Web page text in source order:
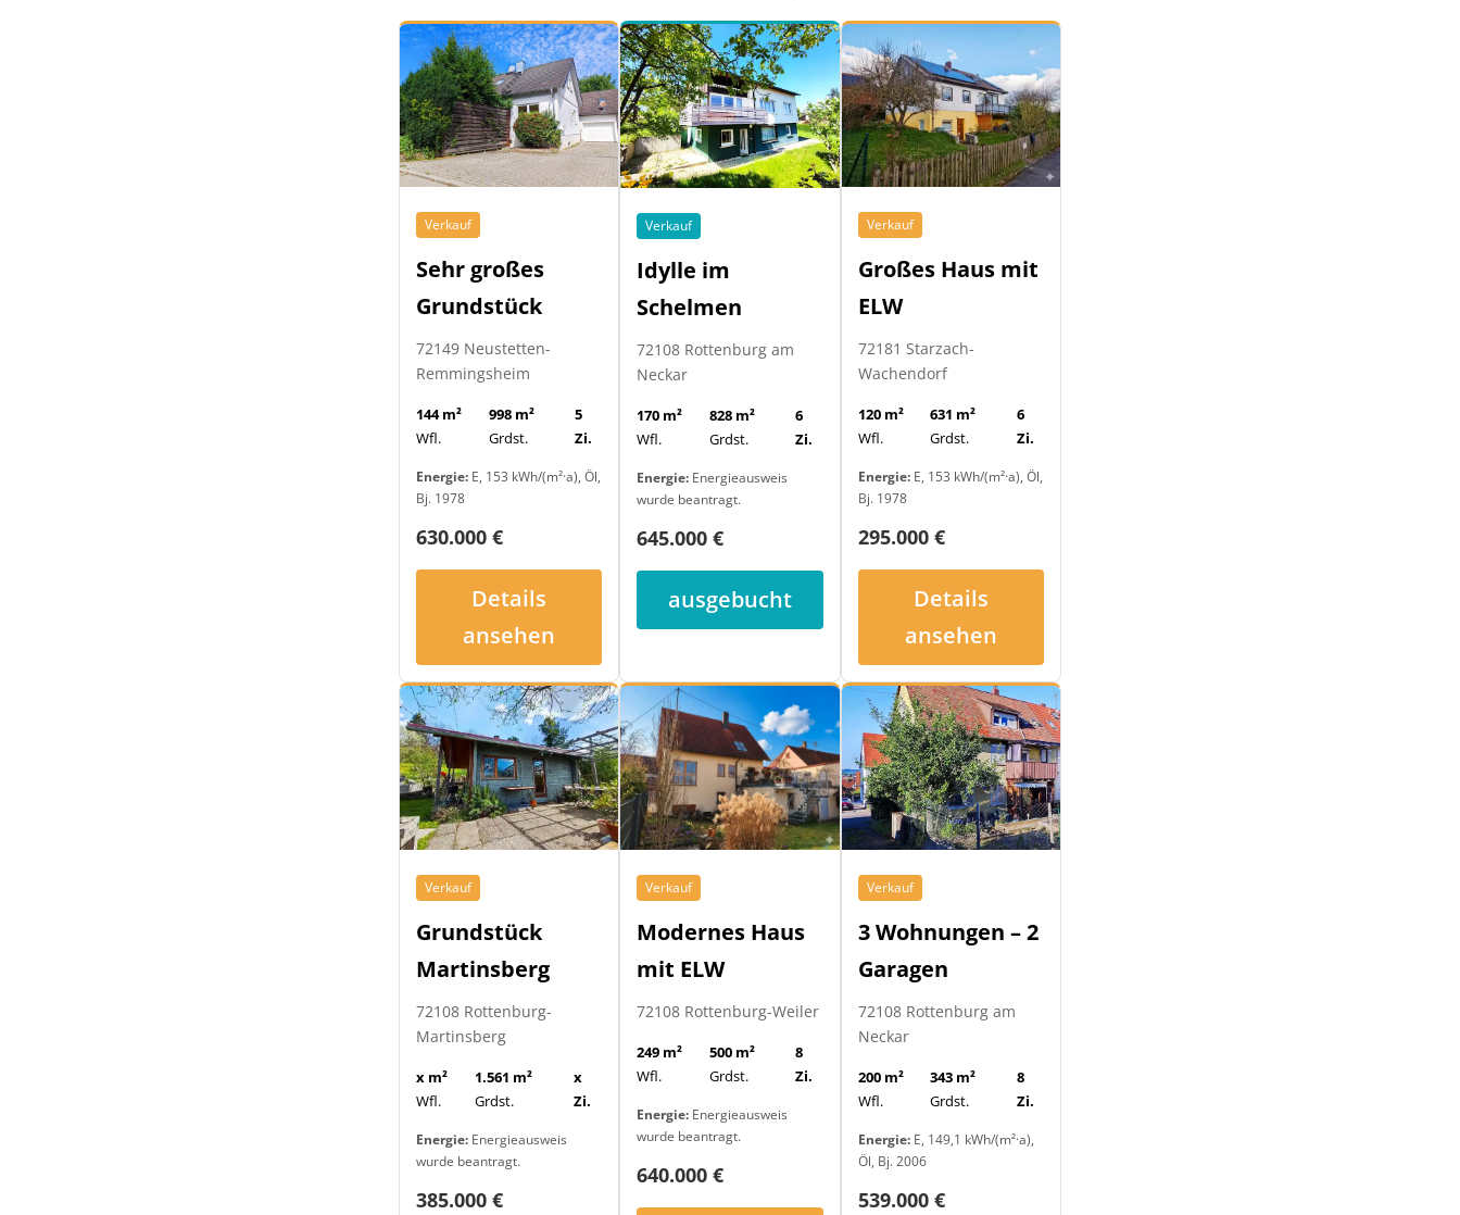
Verkauf
Sehr großes
Grundstück
72149 Neustetten-
Remmingsheim
144 m²
Wfl.
998 m²
Grdst.
5
Zi.
Energie: E, 153 kWh/(m²·a), Öl,
Bj. 1978
630.000 €
Details
ansehen
Verkauf
Idylle im
Schelmen
72108 Rottenburg am
Neckar
170 m²
Wfl.
828 m²
Grdst.
6
Zi.
Energie: Energieausweis
wurde beantragt.
645.000 €
ausgebucht
Verkauf
Großes Haus mit
ELW
72181 Starzach-
Wachendorf
120 m²
Wfl.
631 m²
Grdst.
6
Zi.
Energie:E, 153 kWh/(m²·a), Öl,
Bj. 1978
295.000 €
Details
ansehen
Verkauf
Grundstück
Martinsberg
72108 Rottenburg-
Martinsberg
x m²
Wfl.
1.561 m²
Grdst.
x
Zi.
Energie: Energieausweis
wurde beantragt.
385.000 €
Verkauf
Modernes Haus
mit ELW
72108 Rottenburg-Weiler
249 m²
Wfl.
500 m²
Grdst.
8
Zi.
Energie: Energieausweis
wurde beantragt.
640.000 €
Verkauf
3 Wohnungen – 2
Garagen
72108 Rottenburg am
Neckar
200 m²
Wfl.
343 m²
Grdst.
8
Zi.
Energie:E, 149,1 kWh/(m²·a),
Öl, Bj. 2006
539.000 €